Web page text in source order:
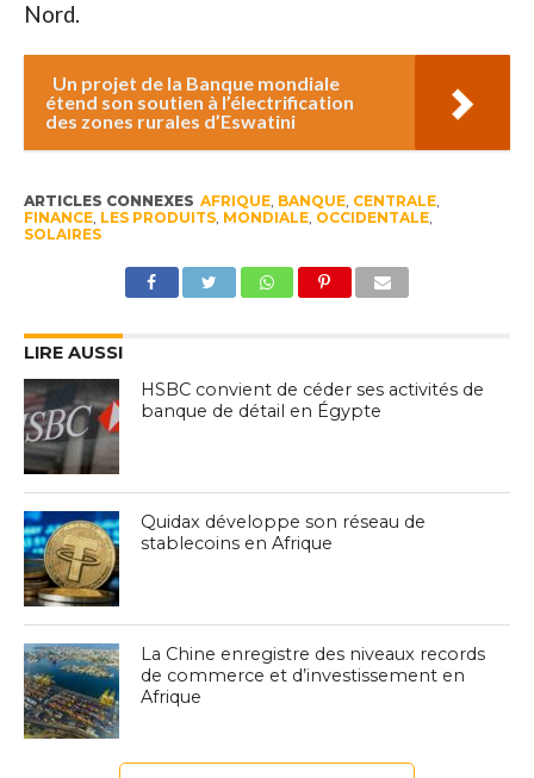
Nord.
Un projet de la Banque mondiale
étend son soutien à l’électrification
des zones rurales d’Eswatini
ARTICLES CONNEXES AFRIQUE, BANQUE, CENTRALE,
FINANCE, LES PRODUITS, MONDIALE, OCCIDENTALE,
SOLAIRES
LIRE AUSSI
HSBC convient de céder ses activités de
banque de détail en Égypte
Quidax développe son réseau de
stablecoins en Afrique
La Chine enregistre des niveaux records
de commerce et d’investissement en
Afrique